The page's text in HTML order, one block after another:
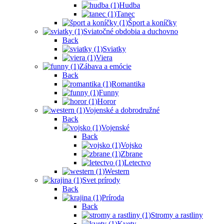
Hudba
Tanec
Šport a koníčky
Sviatočné obdobia a duchovno
Back
Sviatky
Viera
Zábava a emócie
Back
Romantika
Funny
Horor
Vojenské a dobrodružné
Back
Vojenské
Back
Vojsko
Zbrane
Letectvo
Western
Svet prírody
Back
Príroda
Back
Stromy a rastliny